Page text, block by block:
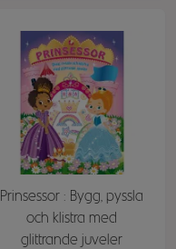
Prinsessor : Bygg, pyssla
och klistra med
glittrande juveler